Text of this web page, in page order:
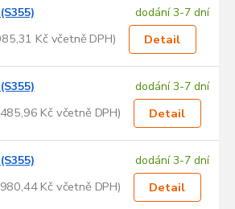
dodání 3-7 dní
Kč včetně DPH) Detail
dodání 3-7 dní
Kč včetně DPH) Detail
dodání 3-7 dní
Kč včetně DPH) Detail